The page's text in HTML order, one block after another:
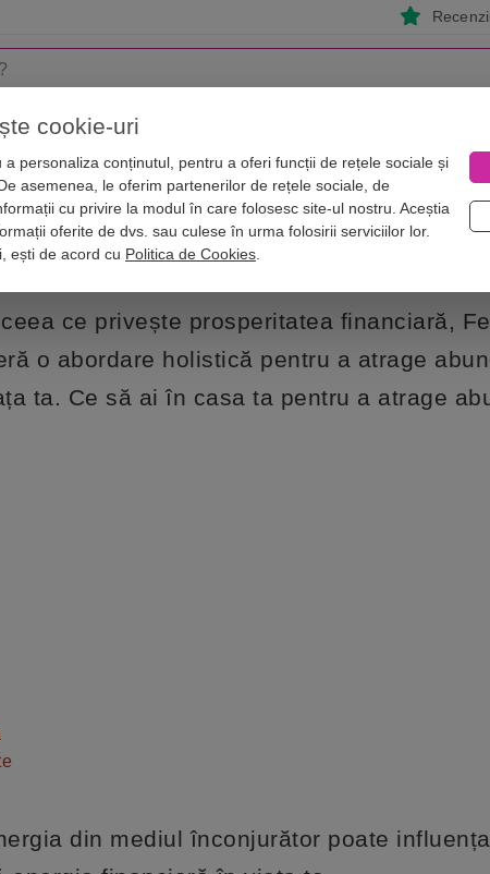
Astrologie Numerologie
bani
ce privește prosperitatea financiară,
o abordare holistică pentru a atrage
ta. Ce să ai în casa ta pentru a atrage
din mediul înconjurător poate
cookie-uri
a personaliza conținutul, pentru a oferi funcții de rețele sociale și
asemenea, le oferim partenerilor de rețele sociale, de
cu privire la modul în care folosesc site-ul nostru. Aceștia
oferite de dvs. sau culese în urma folosirii serviciilor lor.
ești de acord cu Politica de Cookies.